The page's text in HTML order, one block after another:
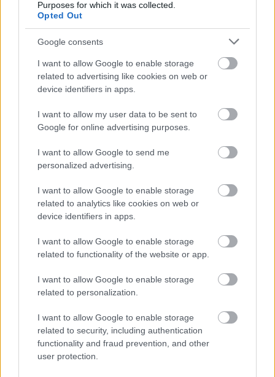
Purposes for which it was collected.
Opted Out
Google consents
I want to allow Google to enable storage
related to advertising like cookies on web or
device identifiers in apps.
I want to allow my user data to be sent to
Google for online advertising purposes.
I want to allow Google to send me
personalized advertising.
I want to allow Google to enable storage
related to analytics like cookies on web or
device identifiers in apps.
I want to allow Google to enable storage
related to functionality of the website or app.
I want to allow Google to enable storage
related to personalization.
I want to allow Google to enable storage
related to security, including authentication
functionality and fraud prevention, and other
user protection.
Befejeződött a szolnoki Szentháromság-templom felújítása
Szimfonikus köntösben tért vissza a Queen világa a fővárosba
Ilyen, amikor „fél” a Tisza – a durva csapadékhiány nagyon
meglátszik
Lehet, hogy mégis megússzuk Paks teljes leállítását, némileg
Tugyi Zétény ezüstérmet szerzett a bakui U17-es birkózó-
Jászberényben is korlátozásokat vezetnek be
üzemekben
A Tisza visszahúzódott, és évszázadok óta nem látott
Mentők és rendőrök lepték el az Ady Endre utat, egy
Parázs vita a Fiumei úti beruházásról: mi lesz a fákkal?
Végre látszik az alagút vége, felfrissülést hozó hidegfront
közeledik, de előtte néhány napig még pokoli rekordhőség jön
Elérhetőség